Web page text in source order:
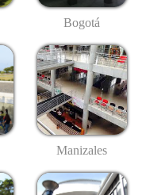
Bogotá
Manizales